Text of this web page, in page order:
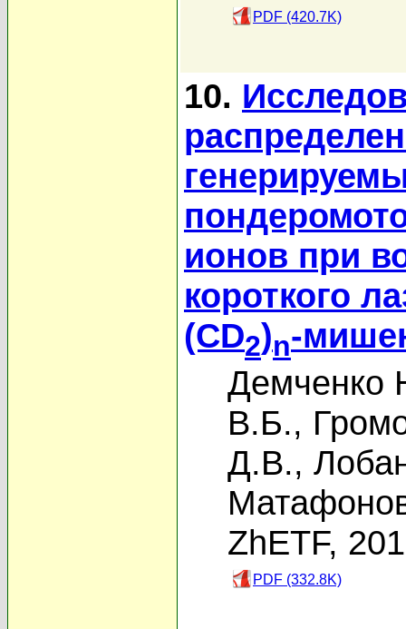
PDF (420.7K)
10.
ионов при
короткого
(CD2)n-
Демченко
В.Б.,
Д.В.,
ZhETF,
PDF (332.8K)